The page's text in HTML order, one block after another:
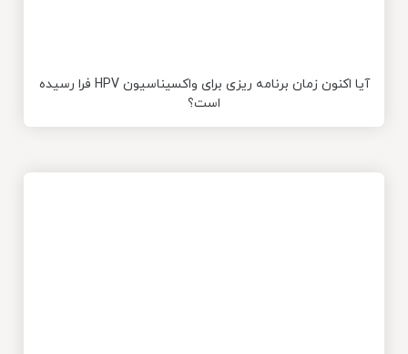
آیا اکنون زمان برنامه ریزی برای واکسیناسیون HPV فرا رسیده
است؟